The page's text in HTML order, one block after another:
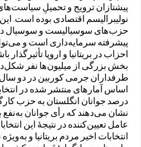
پیشتازان ترویج و تحمیلِ
نولیبرالیسم اقتصادی بوده است.
حزب‌های سوسیالیست و سوسیال
پیشرفته سرمایه‌داری است و
احزاب در بریتانیا و اروپا تأثیرگذار
بخش بزرگی از میلیون‌ها نفر
طرفداران جرمی کوربین در دو سال
درصد جوانان انگلستان به حزب
نشان می‌دهند که رأی جوانان
عامل تعیین‌کننده در نتیجهٔ این
انتخابات اخیر مردم بریتانیا و